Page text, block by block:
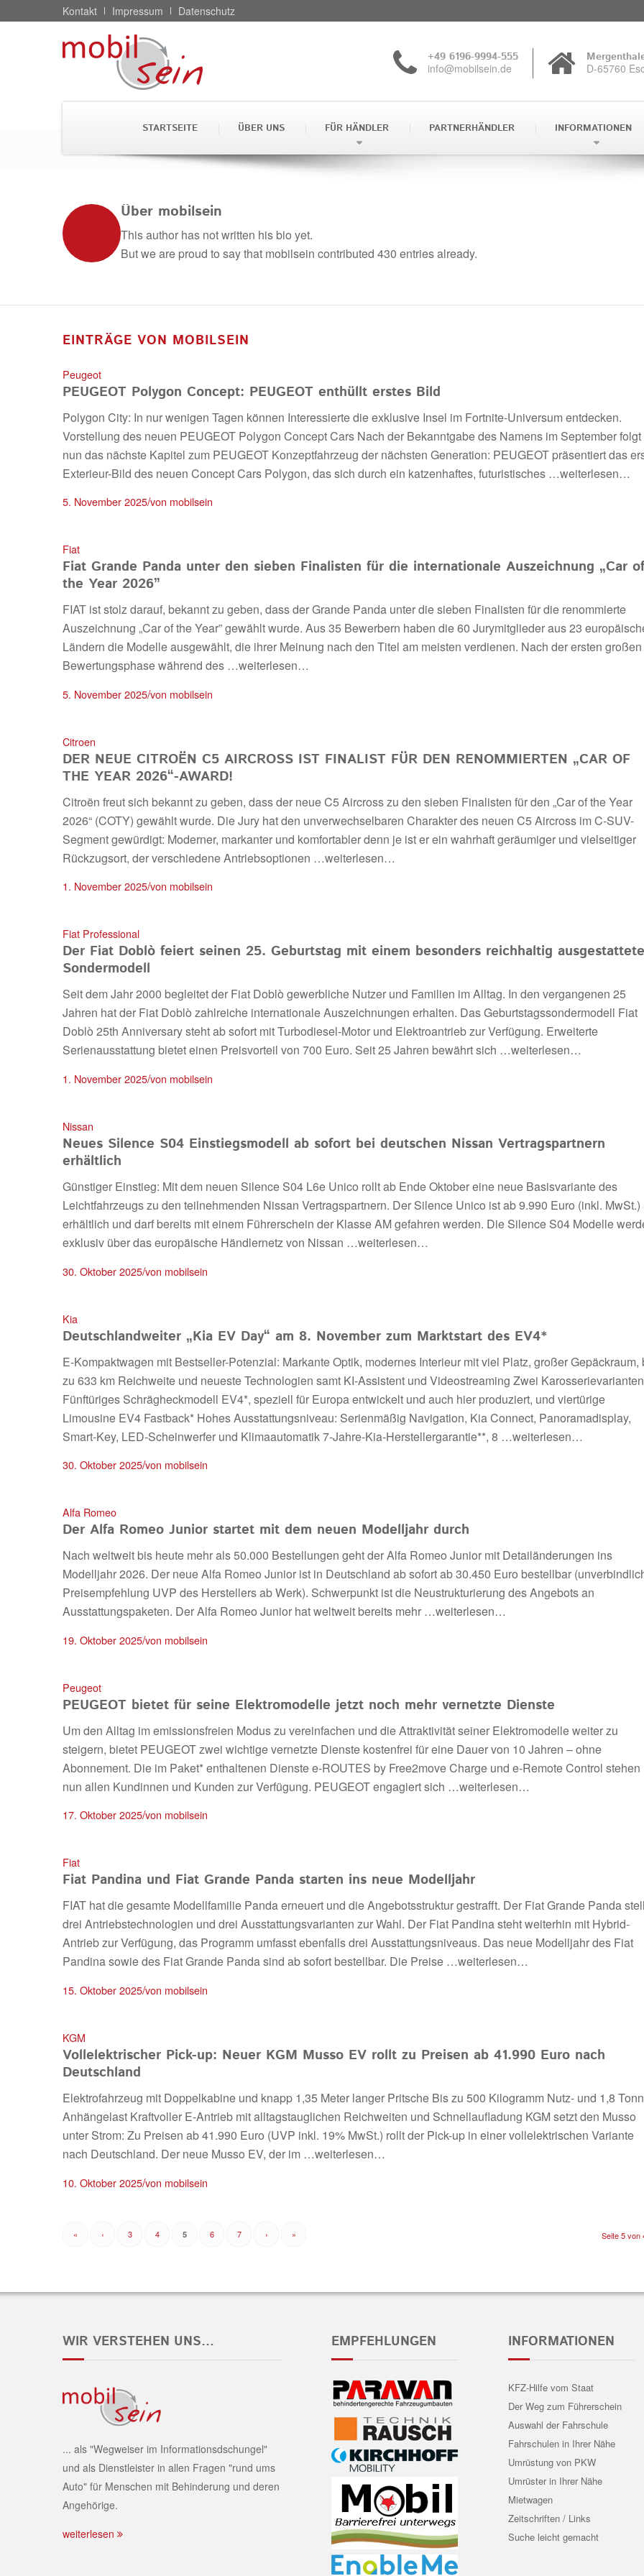
Kontakt Impressum Datenschutz
+49 6196-9994-555
info@mobilsein.de
D-65760
STARTSEITE ÜBER UNS FÜR HÄNDLER PARTNERHÄNDLER INFORMATIONEN
Über mobilsein
This author has not written his bio yet.
But we are proud to say that mobilsein contributed 430 entries already.
EINTRÄGE VON MOBILSEIN
Peugeot
PEUGEOT Polygon Concept: PEUGEOT enthüllt erstes Bild
Polygon City: In nur wenigen Tagen können Interessierte die exklusive Insel im Fortnite-Universum entdecken.
Vorstellung des neuen PEUGEOT Polygon Concept Cars Nach der Bekanntgabe des Namens im September folgt
nun das nächste Kapitel zum PEUGEOT Konzeptfahrzeug der nächsten Generation: PEUGEOT präsentiert das
Exterieur-Bild des neuen Concept Cars Polygon, das sich durch ein katzenhaftes, futuristisches …weiterlesen…
5. November 2025/von mobilsein
Fiat
Fiat Grande Panda unter den sieben Finalisten für die internationale Auszeichnung „Car of
the Year 2026”
FIAT ist stolz darauf, bekannt zu geben, dass der Grande Panda unter die sieben Finalisten für die renommierte
Auszeichnung „Car of the Year” gewählt wurde. Aus 35 Bewerbern haben die 60 Jurymitglieder aus 23
Ländern die Modelle ausgewählt, die ihrer Meinung nach den Titel am meisten verdienen. Nach der ersten großen
Bewertungsphase während des …weiterlesen…
5. November 2025/von mobilsein
Citroen
DER NEUE CITROËN C5 AIRCROSS IST FINALIST FÜR DEN RENOMMIERTEN „CAR OF
THE YEAR 2026“-AWARD!
Citroën freut sich bekannt zu geben, dass der neue C5 Aircross zu den sieben Finalisten für den „Car of the Year
2026“ (COTY) gewählt wurde. Die Jury hat den unverwechselbaren Charakter des neuen C5 Aircross im C-SUV-
Segment gewürdigt: Moderner, markanter und komfortabler denn je ist er ein wahrhaft geräumiger und vielseitiger
Rückzugsort, der verschiedene Antriebsoptionen …weiterlesen…
1. November 2025/von mobilsein
Fiat Professional
Der Fiat Doblò feiert seinen 25. Geburtstag mit einem besonders reichhaltig
Sondermodell
Seit dem Jahr 2000 begleitet der Fiat Doblò gewerbliche Nutzer und Familien im Alltag. In den vergangenen 25
Jahren hat der Fiat Doblò zahlreiche internationale Auszeichnungen erhalten. Das Geburtstagssondermodell Fiat
Doblò 25th Anniversary steht ab sofort mit Turbodiesel-Motor und Elektroantrieb zur Verfügung. Erweiterte
Serienausstattung bietet einen Preisvorteil von 700 Euro. Seit 25 Jahren bewährt sich …weiterlesen…
1. November 2025/von mobilsein
Nissan
Neues Silence S04 Einstiegsmodell ab sofort bei deutschen Nissan Vertragspartnern
erhältlich
Günstiger Einstieg: Mit dem neuen Silence S04 L6e Unico rollt ab Ende Oktober eine neue Basisvariante des
Leichtfahrzeugs zu den teilnehmenden Nissan Vertragspartnern. Der Silence Unico ist ab 9.990 Euro (inkl. MwSt.)
erhältlich und darf bereits mit einem Führerschein der Klasse AM gefahren werden. Die Silence S04 Modelle
exklusiv über das europäische Händlernetz von Nissan …weiterlesen…
30. Oktober 2025/von mobilsein
Kia
Deutschlandweiter „Kia EV Day“ am 8. November zum Marktstart des EV4*
E-Kompaktwagen mit Bestseller-Potenzial: Markante Optik, modernes Interieur mit viel Platz, großer Gepäckraum,
zu 633 km Reichweite und neueste Technologien samt KI-Assistent und Videostreaming Zwei
Fünftüriges Schrägheckmodell EV4*, speziell für Europa entwickelt und auch hier produziert, und viertürige
Limousine EV4 Fastback* Hohes Ausstattungsniveau: Serienmäßig Navigation, Kia Connect, Panoramadisplay,
Smart-Key, LED-Scheinwerfer und Klimaautomatik 7-Jahre-Kia-Herstellergarantie**, 8 …weiterlesen…
30. Oktober 2025/von mobilsein
Alfa Romeo
Der Alfa Romeo Junior startet mit dem neuen Modelljahr durch
Nach weltweit bis heute mehr als 50.000 Bestellungen geht der Alfa Romeo Junior mit Detailänderungen ins
Modelljahr 2026. Der neue Alfa Romeo Junior ist in Deutschland ab sofort ab 30.450 Euro bestellbar
Preisempfehlung UVP des Herstellers ab Werk). Schwerpunkt ist die Neustrukturierung des Angebots an
Ausstattungspaketen. Der Alfa Romeo Junior hat weltweit bereits mehr …weiterlesen…
19. Oktober 2025/von mobilsein
Peugeot
PEUGEOT bietet für seine Elektromodelle jetzt noch mehr vernetzte Dienste
Um den Alltag im emissionsfreien Modus zu vereinfachen und die Attraktivität seiner Elektromodelle weiter zu
steigern, bietet PEUGEOT zwei wichtige vernetzte Dienste kostenfrei für eine Dauer von 10 Jahren – ohne
Abonnement. Die im Paket* enthaltenen Dienste e-ROUTES by Free2move Charge und e-Remote Control stehen
nun allen Kundinnen und Kunden zur Verfügung. PEUGEOT engagiert sich …weiterlesen…
17. Oktober 2025/von mobilsein
Fiat
Fiat Pandina und Fiat Grande Panda starten ins neue Modelljahr
FIAT hat die gesamte Modellfamilie Panda erneuert und die Angebotsstruktur gestrafft. Der Fiat Grande Panda
drei Antriebstechnologien und drei Ausstattungsvarianten zur Wahl. Der Fiat Pandina steht weiterhin mit Hybrid-
Antrieb zur Verfügung, das Programm umfasst ebenfalls drei Ausstattungsniveaus. Das neue Modelljahr des Fiat
Pandina sowie des Fiat Grande Panda sind ab sofort bestellbar. Die Preise …weiterlesen…
15. Oktober 2025/von mobilsein
KGM
Vollelektrischer Pick-up: Neuer KGM Musso EV rollt zu Preisen ab 41.990 Euro nach
Deutschland
Elektrofahrzeug mit Doppelkabine und knapp 1,35 Meter langer Pritsche Bis zu 500 Kilogramm Nutz- und 1,8
Anhängelast Kraftvoller E-Antrieb mit alltagstauglichen Reichweiten und Schnellaufladung KGM setzt den Musso
unter Strom: Zu Preisen ab 41.990 Euro (UVP inkl. 19% MwSt.) rollt der Pick-up in einer vollelektrischen Variante
nach Deutschland. Der neue Musso EV, der im …weiterlesen…
10. Oktober 2025/von mobilsein
Seite 5 von
« ‹ 3 4 5 6 7 › »
WIR VERSTEHEN UNS…
... als "Wegweiser im Informationsdschungel"
und als Dienstleister in allen Fragen "rund ums
Auto" für Menschen mit Behinderung und deren
Angehörige.
weiterlesen
EMPFEHLUNGEN INFORMATIONEN
KFZ-Hilfe vom Staat
Der Weg zum Führerschein
Auswahl der Fahrschule
Fahrschulen in Ihrer Nähe
Umrüstung von PKW
Umrüster in Ihrer Nähe
Mietwagen
Zeitschriften / Links
Suche leicht gemacht
Mit der Versendung Ihrer Anfrage erklären Sie sich damit einverstanden, dass Ihre
Bearbeitung der Kontaktaufnahme sowie für die Zusendung von Informationsmaterial
Weiterleitung an Dritte ist ausgeschlossen.
Weitere Hinweise zum Datenschutz entnehmen Sie bitte unserenInformationen zum